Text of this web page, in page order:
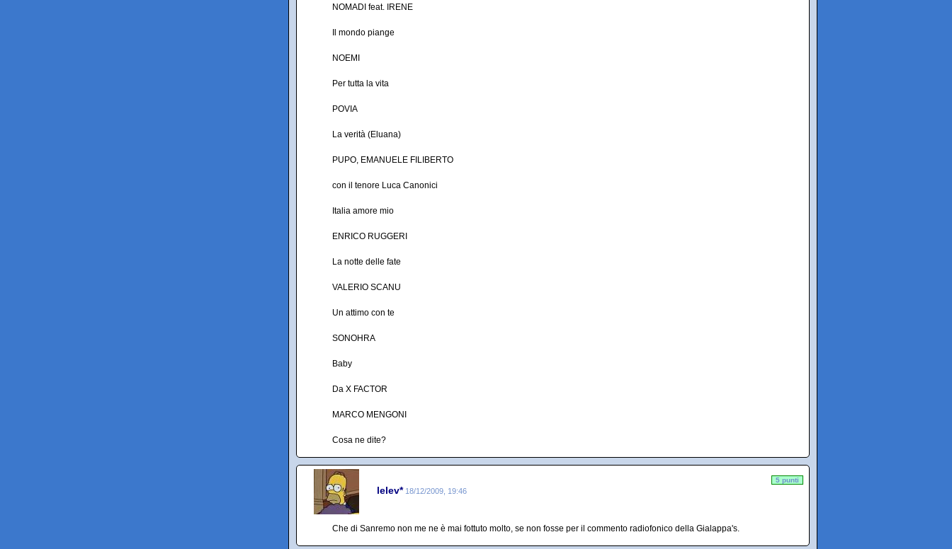
NOMADI feat. IRENE
Il mondo piange
NOEMI
Per tutta la vita
POVIA
La verità (Eluana)
PUPO, EMANUELE FILIBERTO
con il tenore Luca Canonici
Italia amore mio
ENRICO RUGGERI
La notte delle fate
VALERIO SCANU
Un attimo con te
SONOHRA
Baby
Da X FACTOR
MARCO MENGONI
Cosa ne dite?
lelev* 18/12/2009, 19:46
5 punti
Che di Sanremo non me ne è mai fottuto molto, se non fosse per il commento radiofonico della Gialappa's.